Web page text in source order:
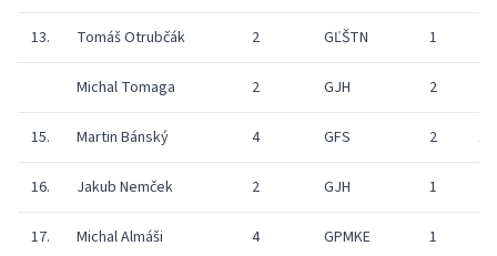
13. Tomáš Otrubčák 2 GĽŠTN 1
Michal Tomaga 2 GJH 2
15. Martin Bánský 4 GFS 2 19
16. Jakub Nemček 2 GJH 1
17. Michal Almáši 4 GPMKE 1